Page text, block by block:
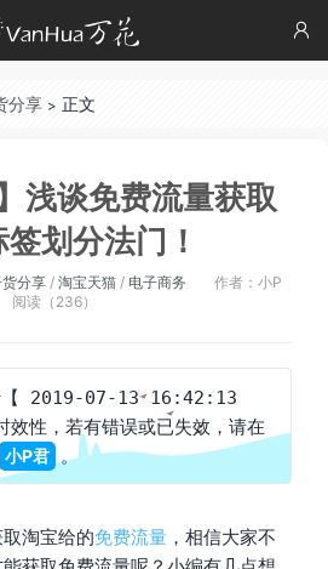

分享 > 正文
浅谈免费流量获取
签划分法门！
分享/ 淘宝天猫/ 电子商务
作者：小P
阅读（236）
【 2019-07-13 16:42:13
效性，若有错误或已失效，请在
小P君 。
淘宝给的免费流量 ，相信大家不